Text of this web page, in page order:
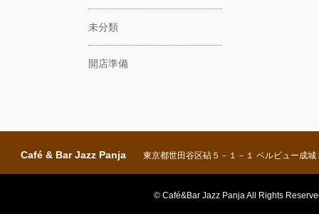
未分類
開店準備
Café & Bar Jazz Panja 東京都世田谷区砧５－１－１ ベルビュー成
© Café&Bar Jazz Panja All Rights